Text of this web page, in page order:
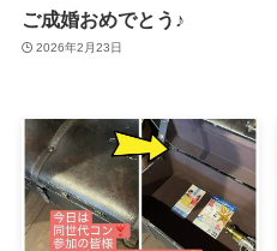
ご成婚おめでとう♪
2026年2月23日